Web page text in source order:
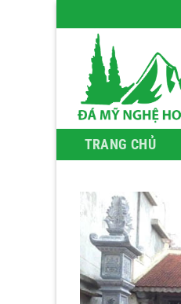
qua
TRANG CHỦ